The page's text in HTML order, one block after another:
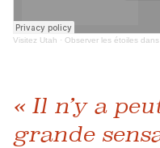
Visitez Utah · Observer les étoiles
« Il n’y a
grande